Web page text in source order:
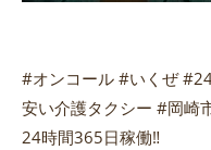
#オンコール #いくぜ
安い介護タクシー #岡崎
24時間365日稼働‼️